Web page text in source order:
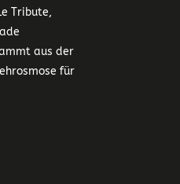
Tribute,
aus der
für